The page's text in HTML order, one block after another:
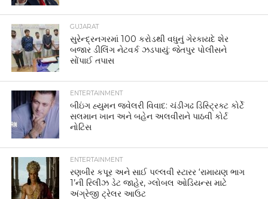
GUJARAT
સુરેન્દ્રનગરમાં 100 કરોડથી વધુનું ગેરકાયદે શેર
બજાર ડીલિંગ નેટવર્ક ઝડપાયું: જેતપુર પોલીસને
સોંપાઈ તપાસ
ENTERTAINMENT
બીઇંગ હ્યુમન જ્વેલરી વિવાદ: ચંડીગઢ ડિસ્ટ્રિક્ટ કોર્ટે
સલમાન ખાન અને બહેન અલવીરાને પાઠવી કોર્ટ
નોટિસ
ENTERTAINMENT
રણબીર કપૂર અને સાઈ પલ્લવી સ્ટારર ‘રામાયણ ભાગ
1’ની રિલીઝ ડેટ જાહેર, ગ્લોબલ ઓડિયન્સ માટે
અંગ્રેજી ટ્રેલર આઉટ